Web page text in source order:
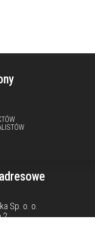
Sp. o. o.
2